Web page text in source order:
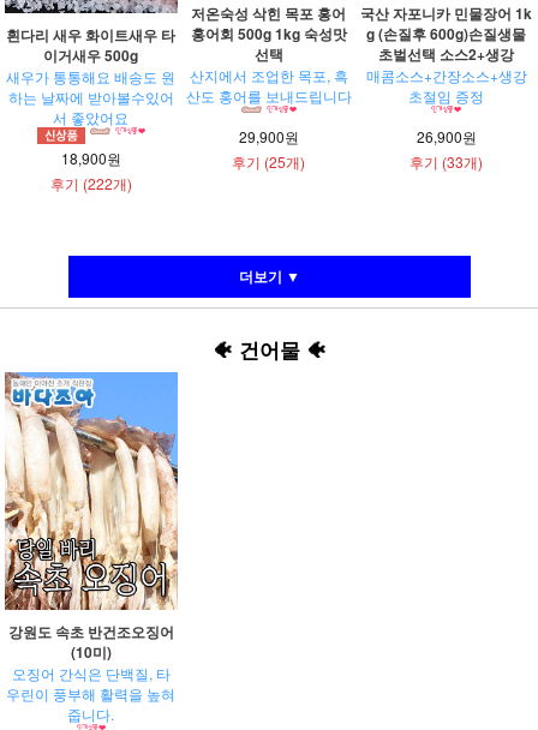
흰다리 새우 화이트새우 타
이거새우 500g
새우가 통통해요 배송도 원
하는 날짜에 받아볼수있어
서 좋았어요
18,900원
후기 (222개)
저온숙성 삭힌 목포 홍어
홍어회 500g 1kg 숙성맛
선택
산지에서 조업한 목포, 흑
산도 홍어를 보내드립니다
29,900원
후기 (25개)
국산 자포니카 민물장어 1k
g (손질후 600g)손질생물
초벌선택 소스2+생강
매콤소스+간장소스+생강
초절임 증정
26,900원
후기 (33개)
더보기 ▼
🐠 건어물 🐠
강원도 속초 반건조오징어
(10미)
오징어 간식은 단백질, 타
우린이 풍부해 활력을 높혀
줍니다.